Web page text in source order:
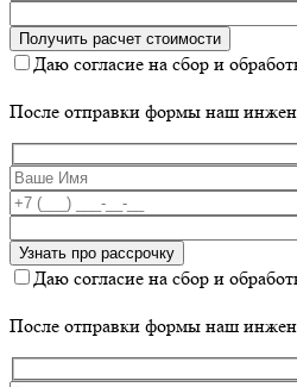
Даю согласие на сбор и
После отправки формы наш
Даю согласие на сбор и
После отправки формы наш